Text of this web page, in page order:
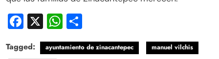
Facebook
X WhatsApp
Tagged: ayuntamiento de zinacantepec
manuel vilchis